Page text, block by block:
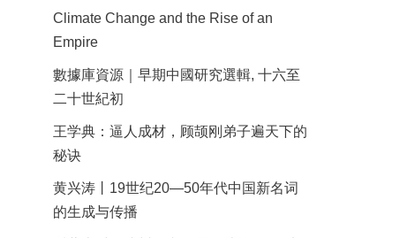
Climate Change and the Rise of an
Empire
數據庫資源｜早期中國研究選輯, 十六至
二十世紀初
王学典：逼人成材，顾颉刚弟子遍天下的
秘诀
黄兴涛丨19世纪20—50年代中国新名词
的生成与传播